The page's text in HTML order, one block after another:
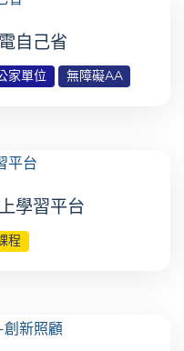
自己省
家單位 無障礙AA
學習平台
程